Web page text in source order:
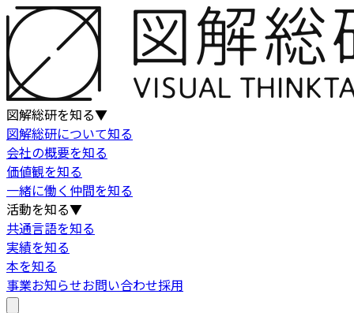
図解総研を知る▼
図解総研について知る
会社の概要を知る
価値観を知る
一緒に働く仲間を知る
活動を知る▼
共通言語を知る
実績を知る
本を知る
事業お知らせお問い合わせ採用